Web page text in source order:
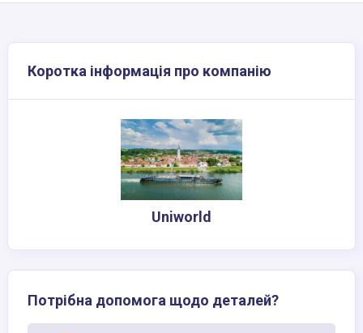
Коротка інформація про компанію
Uniworld
Потрібна допомога щодо деталей?